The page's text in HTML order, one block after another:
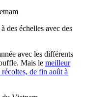
des échelles avec des
avec les différents
Mais le meilleur
récoltes, de fin août à